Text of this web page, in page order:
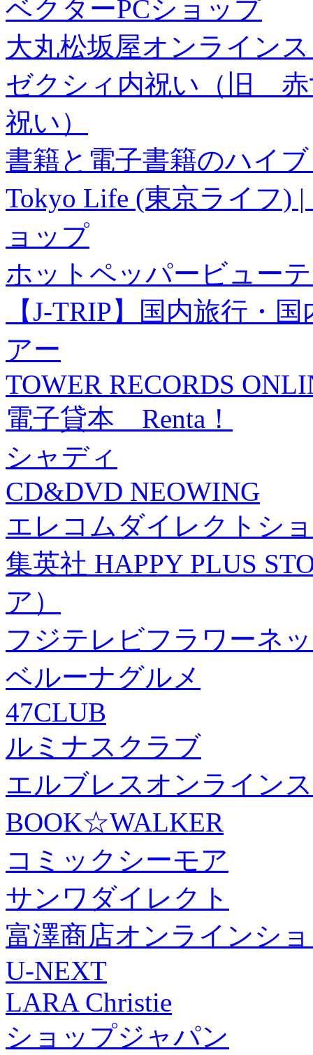
ベクターPCショップ
大丸松坂屋オンライン
ゼクシィ内祝い（旧 赤
祝い）
書籍と電子書籍のハイ
Tokyo Life (東京ライフ)
ョップ
ホットペッパービュー
【J-TRIP】国内旅行・
アー
TOWER RECORDS
電子貸本 Renta！
シャディ
CD&DVD NEOWING
エレコムダイレクトシ
集英社 HAPPY PLUS
ア）
フジテレビフラワーネ
ベルーナグルメ
47CLUB
ルミナスクラブ
エルブレスオンライン
BOOK☆WALKER
コミックシーモア
サンワダイレクト
富澤商店オンラインシ
U-NEXT
LARA Christie
ショップジャパン